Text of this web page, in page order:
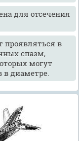
для отсечения
проявляться в
спазм,
могут
в диаметре.